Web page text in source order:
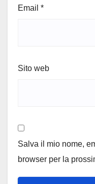
Email *
Sito web
Salva il mio nome,
browser per la